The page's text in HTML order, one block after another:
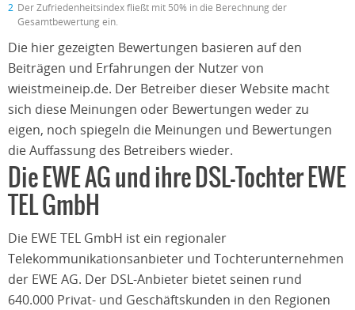
2 Der Zufriedenheitsindex fließt mit 50% in die Berechnung der
Gesamtbewertung ein.
Die hier gezeigten Bewertungen basieren auf den
Beiträgen und Erfahrungen der Nutzer von
wieistmeineip.de. Der Betreiber dieser Website macht
sich diese Meinungen oder Bewertungen weder zu
eigen, noch spiegeln die Meinungen und Bewertungen
die Auffassung des Betreibers wieder.
Die EWE AG und ihre DSL-Tochter EWE
TEL GmbH
Die EWE TEL GmbH ist ein regionaler
Telekommunikationsanbieter und Tochterunternehmen
der EWE AG. Der DSL-Anbieter bietet seinen rund
640.000 Privat- und Geschäftskunden in den Regionen